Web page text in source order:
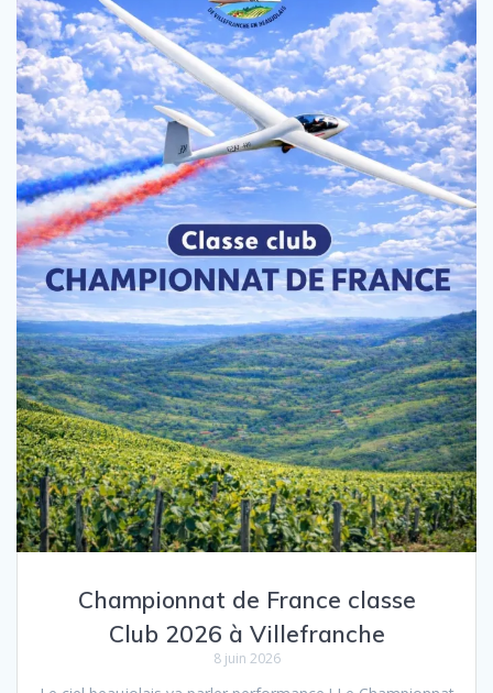
Championnat de France classe
Club 2026 à Villefranche
8 juin 2026